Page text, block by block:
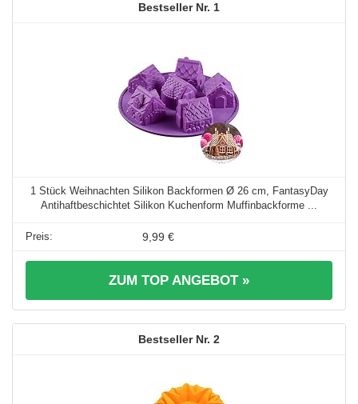
1
1 Stück Weihnachten Silikon Backformen Ø 26 cm, FantasyDay
Antihaftbeschichtet Silikon Kuchenform Muffinbackforme ...
9,99 €
ZUM TOP ANGEBOT »
2